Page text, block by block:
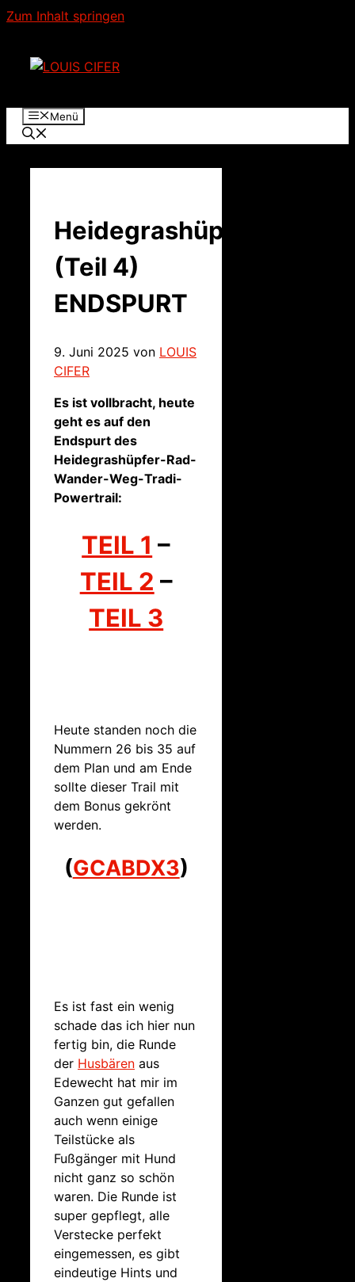
Zum Inhalt springen
Menü
Heidegrashüpfer
(Teil 4)
ENDSPURT
9. Juni 2025 von LOUIS
CIFER
Es ist vollbracht, heute
geht es auf den
Endspurt des
Heidegrashüpfer-Rad-
Wander-Weg-Tradi-
Powertrail:
TEIL 1 –
TEIL 2 –
TEIL 3
Heute standen noch die
Nummern 26 bis 35 auf
dem Plan und am Ende
sollte dieser Trail mit
dem Bonus gekrönt
werden.
(GCABDX3)
Es ist fast ein wenig
schade das ich hier nun
fertig bin, die Runde
der Husbären aus
Edewecht hat mir im
Ganzen gut gefallen
auch wenn einige
Teilstücke als
Fußgänger mit Hund
nicht ganz so schön
waren. Die Runde ist
super gepflegt, alle
Verstecke perfekt
eingemessen, es gibt
eindeutige Hints und